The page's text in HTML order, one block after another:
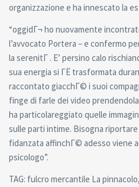
organizzazione e ha innescato la
“oggidГ¬ ho nuovamente
l’avvocato Portera – e confermo
la serenitГ . E’ persino calo
sua energia si ГЁ trasformata
raccontato giacchГ© i suoi
finge di farle dei video
ha particolareggiato quelle
sulle parti intime. Bisogna
fidanzata affinchГ© adesso viene
psicologo”.
TAG: fulcro mercantile La